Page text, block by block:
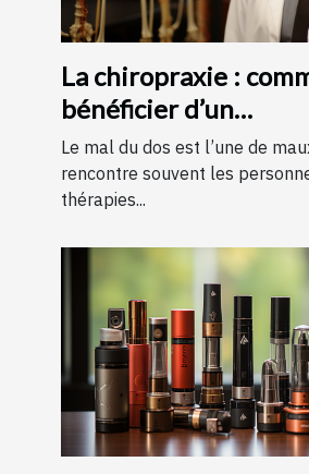
La chiropraxie :
bénéficier d’un
remboursement ?
Le mal du dos est l’une de
rencontre souvent les
thérapies...